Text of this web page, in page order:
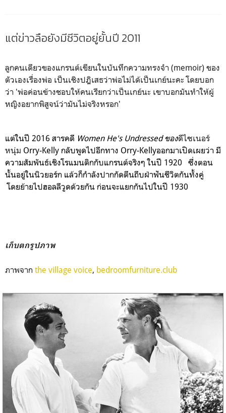
แต่ข่าวลือยังมีชีวิตอยู่ยั้นปี 2011
ลูกคนเดียวของแกรนต์เขียนในบันทึกความทรงจำ (memoir) ของ
ตัวเองเรื่องพ่อ เป็นเชิงปฎิเสธว่าพ่อไม่ได้เป็นเกย์นะคะ โดยบอก
ว่า 'พ่อค่อนข้างชอบให้คนเรียกว่าเป็นเกย์นะ เขาบอกมันทำให้ผู้
หญิงอยากพิสูจน์ว่ามันไม่จริงหรอก'
แต่ในปี 2016 สารคดี Women He's Undressedของดีไซเนอร์
หนุ่ม Orry-Kelly กลับพูดไปอีกทาง Orry-Kellyออกมาเปิดเผยว่า มี
ความสัมพันธ์เชิงโรแมนติกกับแกรนต์จริงๆ ในปี 1920 ซึ่งตอน
นั้นอยู่ในนิวยอร์ก แล้วก็กำลังปากกัดตีนถีบฝ่าฟันชีวิตกันทั้งคู่
โดยย้ายไปฮอลลีวูดด้วยกัน ก่อนจะแยกกันไปในปี 1930
เก็บตกรูปภาพ
ภาพจาก the village voice, bedroomfurniture.club